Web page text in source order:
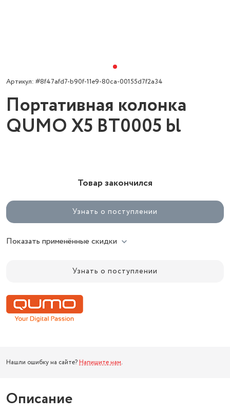
Артикул: #8f47afd7-b90f-11e9-80ca-00155d7f2a34
Портативная колонка
QUMO X5 BT0005 bl
Товар закончился
Узнать о поступлении
Показать применённые скидки
Узнать о поступлении
Нашли ошибку на сайте? Напишите нам.
Описание